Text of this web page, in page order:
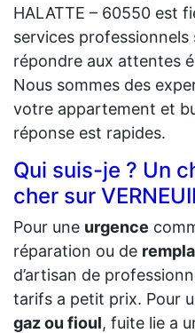
HALATTE – 60550 est
services professionnels
répondre aux attentes
Nous sommes des
votre appartement et
réponse est rapides.
Qui suis-je ? Un
cher sur
Pour une urgence
réparation ou de
d’artisan de
tarifs a petit prix. Pour
gaz ou fioul, fuite lie a